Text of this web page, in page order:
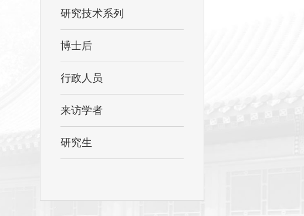
研究技术系列
博士后
行政人员
来访学者
研究生